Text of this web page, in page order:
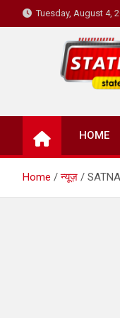
to
Tuesday, August 4,
State
HOME
Home न्यूज़ SATNA